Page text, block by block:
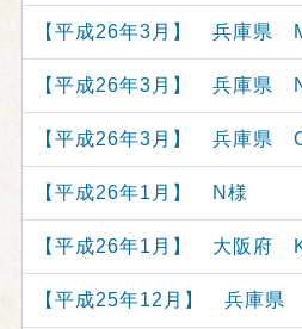
【平成26年3月】 兵庫県
【平成26年3月】 兵庫県
【平成26年3月】 兵庫県
【平成26年1月】 N様
【平成26年1月】 大阪府
【平成25年12月】 兵庫県